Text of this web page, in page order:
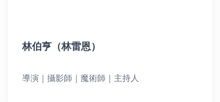
林伯亨（林雷恩）
導演｜攝影師｜魔術師｜主持人